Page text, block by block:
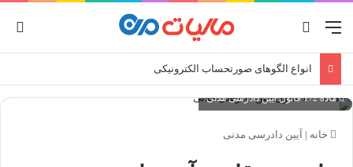
منو
انواع الگوهای صورتحساب الکترونیکی
ماده 172 قانون آیین دادرسی مدنی
خانه | آیین دادرسی مدنی